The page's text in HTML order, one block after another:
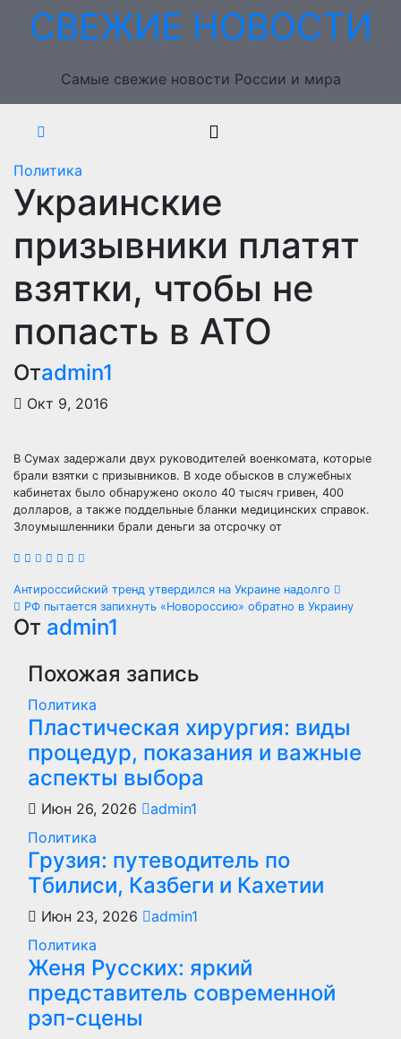
ПерейтиСВЕЖИЕ НОВОСТИ
Самые свежие новости России и мира
Политика
Украинские
призывники платят
взятки, чтобы не
попасть в АТО
Отadmin1
Окт 9, 2016
В Сумах задержали двух руководителей военкомата, которые
брали взятки с призывников. В ходе обысков в служебных
кабинетах было обнаружено около 40 тысяч гривен, 400
долларов, а также поддельные бланки медицинских справок.
Злоумышленники брали деньги за отсрочку от
Навигация
по
записям
Антироссийский тренд утвердился на Украине надолго
РФ пытается запихнуть «Новороссию» обратно в Украину
От admin1
Похожая запись
Политика
Пластическая хирургия: виды
процедур, показания и важные
аспекты выбора
Июн 26, 2026
admin1
Политика
Грузия: путеводитель по
Тбилиси, Казбеги и Кахетии
Июн 23, 2026
admin1
Политика
Женя Русских: яркий
представитель современной
рэп-сцены